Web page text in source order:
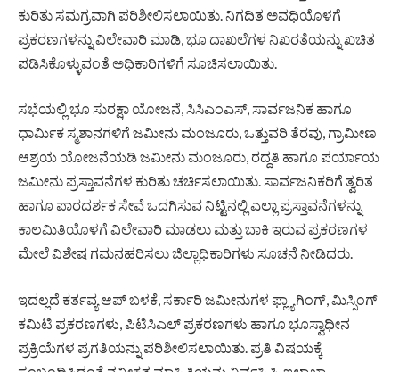
ಕುರಿತು ಸಮಗ್ರವಾಗಿ ಪರಿಶೀಲಿಸಲಾಯಿತು. ನಿಗದಿತ ಅವಧಿಯೊಳಗೆ
ಪ್ರಕರಣಗಳನ್ನು ವಿಲೇವಾರಿ ಮಾಡಿ, ಭೂ ದಾಖಲೆಗಳ ನಿಖರತೆಯನ್ನು ಖಚಿತ
ಪಡಿಸಿಕೊಳ್ಳುವಂತೆ ಅಧಿಕಾರಿಗಳಿಗೆ ಸೂಚಿಸಲಾಯಿತು.
ಸಭೆಯಲ್ಲಿ ಭೂ ಸುರಕ್ಷಾ ಯೋಜನೆ, ಸಿಸಿಎಂಎಸ್, ಸಾರ್ವಜನಿಕ ಹಾಗೂ
ಧಾರ್ಮಿಕ ಸ್ಮಶಾನಗಳಿಗೆ ಜಮೀನು ಮಂಜೂರು, ಒತ್ತುವರಿ ತೆರವು, ಗ್ರಾಮೀಣ
ಆಶ್ರಯ ಯೋಜನೆಯಡಿ ಜಮೀನು ಮಂಜೂರು, ರದ್ದತಿ ಹಾಗೂ ಪರ್ಯಾಯ
ಜಮೀನು ಪ್ರಸ್ತಾವನೆಗಳ ಕುರಿತು ಚರ್ಚಿಸಲಾಯಿತು. ಸಾರ್ವಜನಿಕರಿಗೆ ತ್ವರಿತ
ಹಾಗೂ ಪಾರದರ್ಶಕ ಸೇವೆ ಒದಗಿಸುವ ನಿಟ್ಟಿನಲ್ಲಿ ಎಲ್ಲಾ ಪ್ರಸ್ತಾವನೆಗಳನ್ನು
ಕಾಲಮಿತಿಯೊಳಗೆ ವಿಲೇವಾರಿ ಮಾಡಲು ಮತ್ತು ಬಾಕಿ ಇರುವ ಪ್ರಕರಣಗಳ
ಮೇಲೆ ವಿಶೇಷ ಗಮನಹರಿಸಲು ಜಿಲ್ಲಾಧಿಕಾರಿಗಳು ಸೂಚನೆ ನೀಡಿದರು.
ಇದಲ್ಲದೆ ಕರ್ತವ್ಯ ಆಪ್ ಬಳಕೆ, ಸರ್ಕಾರಿ ಜಮೀನುಗಳ ಫ್ಲ್ಯಾಗಿಂಗ್, ಮಿಸ್ಸಿಂಗ್
ಕಮಿಟಿ ಪ್ರಕರಣಗಳು, ಪಿಟಿಸಿಎಲ್ ಪ್ರಕರಣಗಳು ಹಾಗೂ ಭೂಸ್ವಾಧೀನ
ಪ್ರಕ್ರಿಯೆಗಳ ಪ್ರಗತಿಯನ್ನು ಪರಿಶೀಲಿಸಲಾಯಿತು. ಪ್ರತಿ ವಿಷಯಕ್ಕೆ